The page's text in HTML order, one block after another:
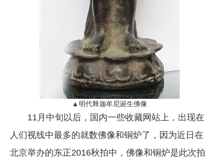
▲明代释迦牟尼诞生佛像
11月中旬以后，国内一些收藏网站上，出现在
人们视线中最多的就数佛像和铜炉了，因为近日在
北京举办的东正2016秋拍中，佛像和铜炉是此次拍